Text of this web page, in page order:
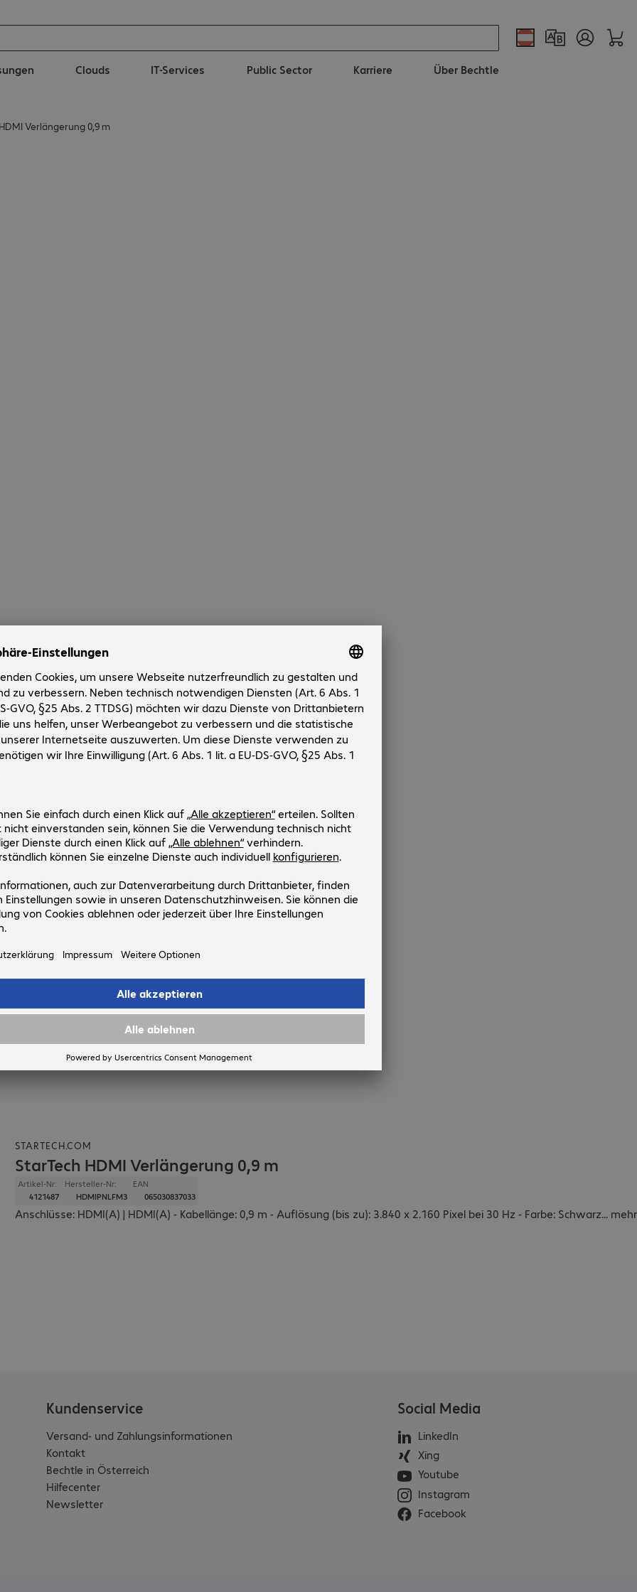
Clouds IT-Services Public Sector Karriere Über Bechtle
Verlängerung 0,9 m
STARTECH.COM
StarTech HDMI Verlängerung 0,9 m
Artikel-Nr:
4121487
Hersteller-Nr:
HDMIPNLFM3
EAN
065030837033
Anschlüsse: HDMI(A) | HDMI(A) - Kabellänge: 0,9 m - Auflösung (bis zu): 3.840 x 2.160 Pixel bei 30 Hz - Farbe: Schwarz... mehr
Kundenservice
Versand- und Zahlungsinformationen
Kontakt
Bechtle in Österreich
Hilfecenter
Newsletter
Social Media
LinkedIn
Xing
Youtube
Instagram
Facebook